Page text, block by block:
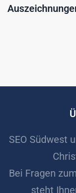
SEO Südwest
Bei Fragen
steht